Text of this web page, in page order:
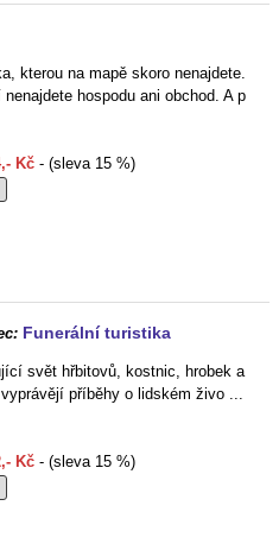
kterou na mapě skoro nenajdete.
hospodu ani obchod. A p
Kč - (sleva 15 %)
Funerální turistika
svět hřbitovů, kostnic, hrobek a
příběhy o lidském živo ...
Kč - (sleva 15 %)